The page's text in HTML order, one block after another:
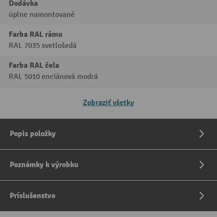
Dodávka
úplne namontované
Farba RAL rámu
RAL 7035 svetlošedá
Farba RAL čela
RAL 5010 enciánová modrá
Zobraziť všetky
Popis položky
Poznámky k výrobku
Príslušenstvo